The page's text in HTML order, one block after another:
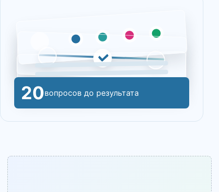
20вопросов до результата